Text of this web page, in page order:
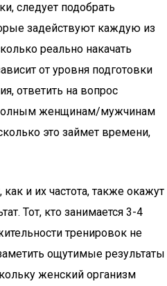
следует подобрать
задействуют каждую из
реально накачать
от уровня подготовки
ответить на вопрос
женщинам/мужчинам
это займет времени,
и их частота, также окажут
Тот, кто занимается 3-4
тренировок не
ощутимые результаты
женский организм